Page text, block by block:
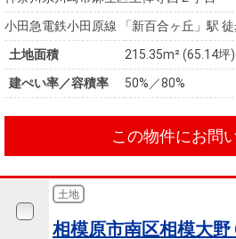
小田急電鉄小田原線 「新百合ヶ丘」駅
土地面積
215.35m² (65.14坪)
建ぺい率／容積率
50%／80%
この物件にお問
土地
相模原市南区相模大野